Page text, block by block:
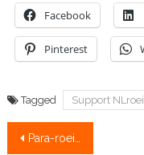
Facebook
Pinterest
Tagged Support NLroei
Bericht
Para-roeier Edwin Vermetten wereldnieuws